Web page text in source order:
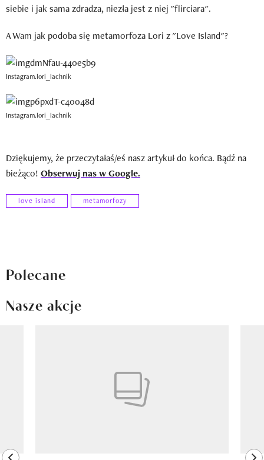
siebie i jak sama zdradza, niezła jest z niej "flirciara".
A Wam jak podoba się metamorfoza Lori z "Love Island"?
Instagram.lori_lachnik
Instagram.lori_lachnik
Dziękujemy, że przeczytałaś/eś nasz artykuł do końca. Bądź na
bieżąco! Obserwuj nas w Google.
love island metamorfozy
Polecane
Nasze akcje
previous element